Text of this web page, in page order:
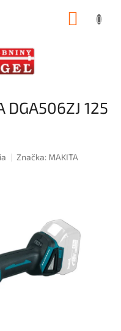
DGA506ZJ 125
Značka: MAKITA